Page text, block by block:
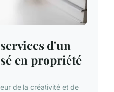
d'un
en propriété
de la créativité et de